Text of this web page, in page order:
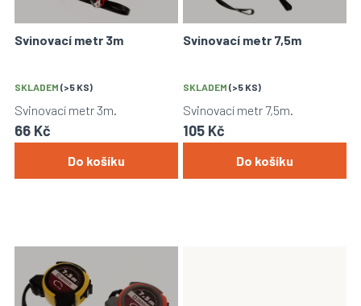
Svinovací metr 3m
SKLADEM (>5 KS)
66 Kč
Do košíku
Svinovací metr 3m.
Svinovací metr 7,5m
SKLADEM (>5 KS)
105 Kč
Do košíku
Svinovací metr 7,5m.